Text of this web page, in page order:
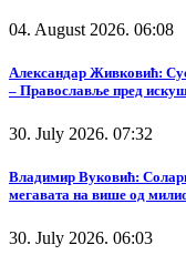
04. August 2026. 06:08
Александар Живковић:
– Православље пред
30. July 2026. 07:32
Владимир Вуковић:
мегавата на више од
30. July 2026. 06:03